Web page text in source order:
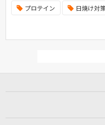
プロテイン 日焼け対